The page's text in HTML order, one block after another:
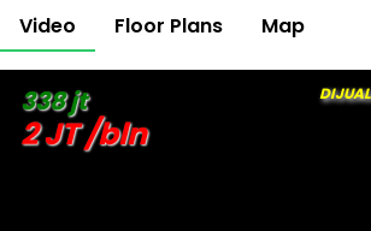
Video Floor Plans Map
338 jt
2 JT /bln